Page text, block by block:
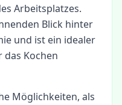
Arbeitsplatzes.
Blick hinter
und ist ein idealer
das Kochen
Möglichkeiten, als